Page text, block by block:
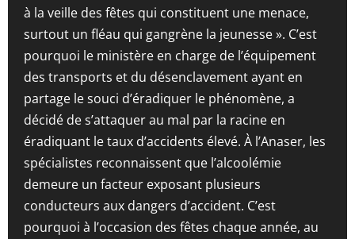
à la veille des fêtes qui constituent une menace,
surtout un fléau qui gangrène la jeunesse ». C’est
pourquoi le ministère en charge de l’équipement
des transports et du désenclavement ayant en
partage le souci d’éradiquer le phénomène, a
décidé de s’attaquer au mal par la racine en
éradiquant le taux d’accidents élevé. À l’Anaser, les
spécialistes reconnaissent que l’alcoolémie
demeure un facteur exposant plusieurs
conducteurs aux dangers d’accident. C’est
pourquoi à l’occasion des fêtes chaque année, au